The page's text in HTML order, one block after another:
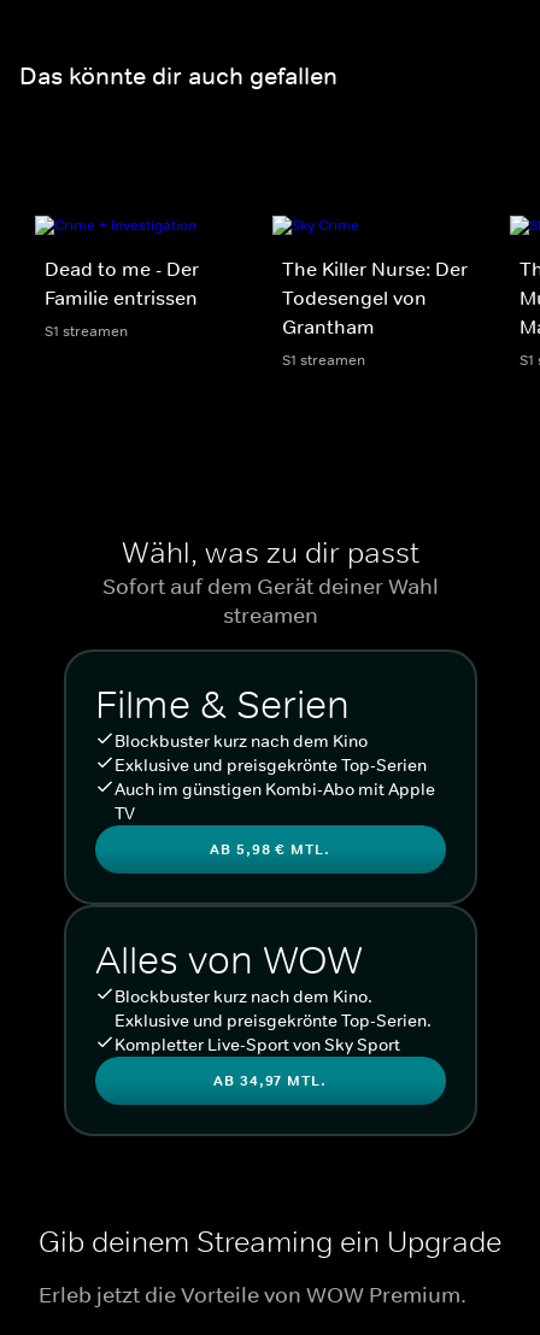
Das könnte dir auch gefallen
Dead to me - Der
Familie entrissen
S1 streamen
The Killer Nurse: Der
Todesengel von
Grantham
S1 streamen
Wähl, was zu dir passt
Sofort auf dem Gerät deiner Wahl
streamen
Filme & Serien
Blockbuster kurz nach dem Kino
Exklusive und preisgekrönte Top-Serien
Auch im günstigen Kombi-Abo mit Apple
TV
AB 5,98 € MTL.
Alles von WOW
Blockbuster kurz nach dem Kino.
Exklusive und preisgekrönte Top-Serien.
Kompletter Live-Sport von Sky Sport
AB 34,97 MTL.
Gib deinem Streaming ein Upgrade
Erleb jetzt die Vorteile von WOW Premium.